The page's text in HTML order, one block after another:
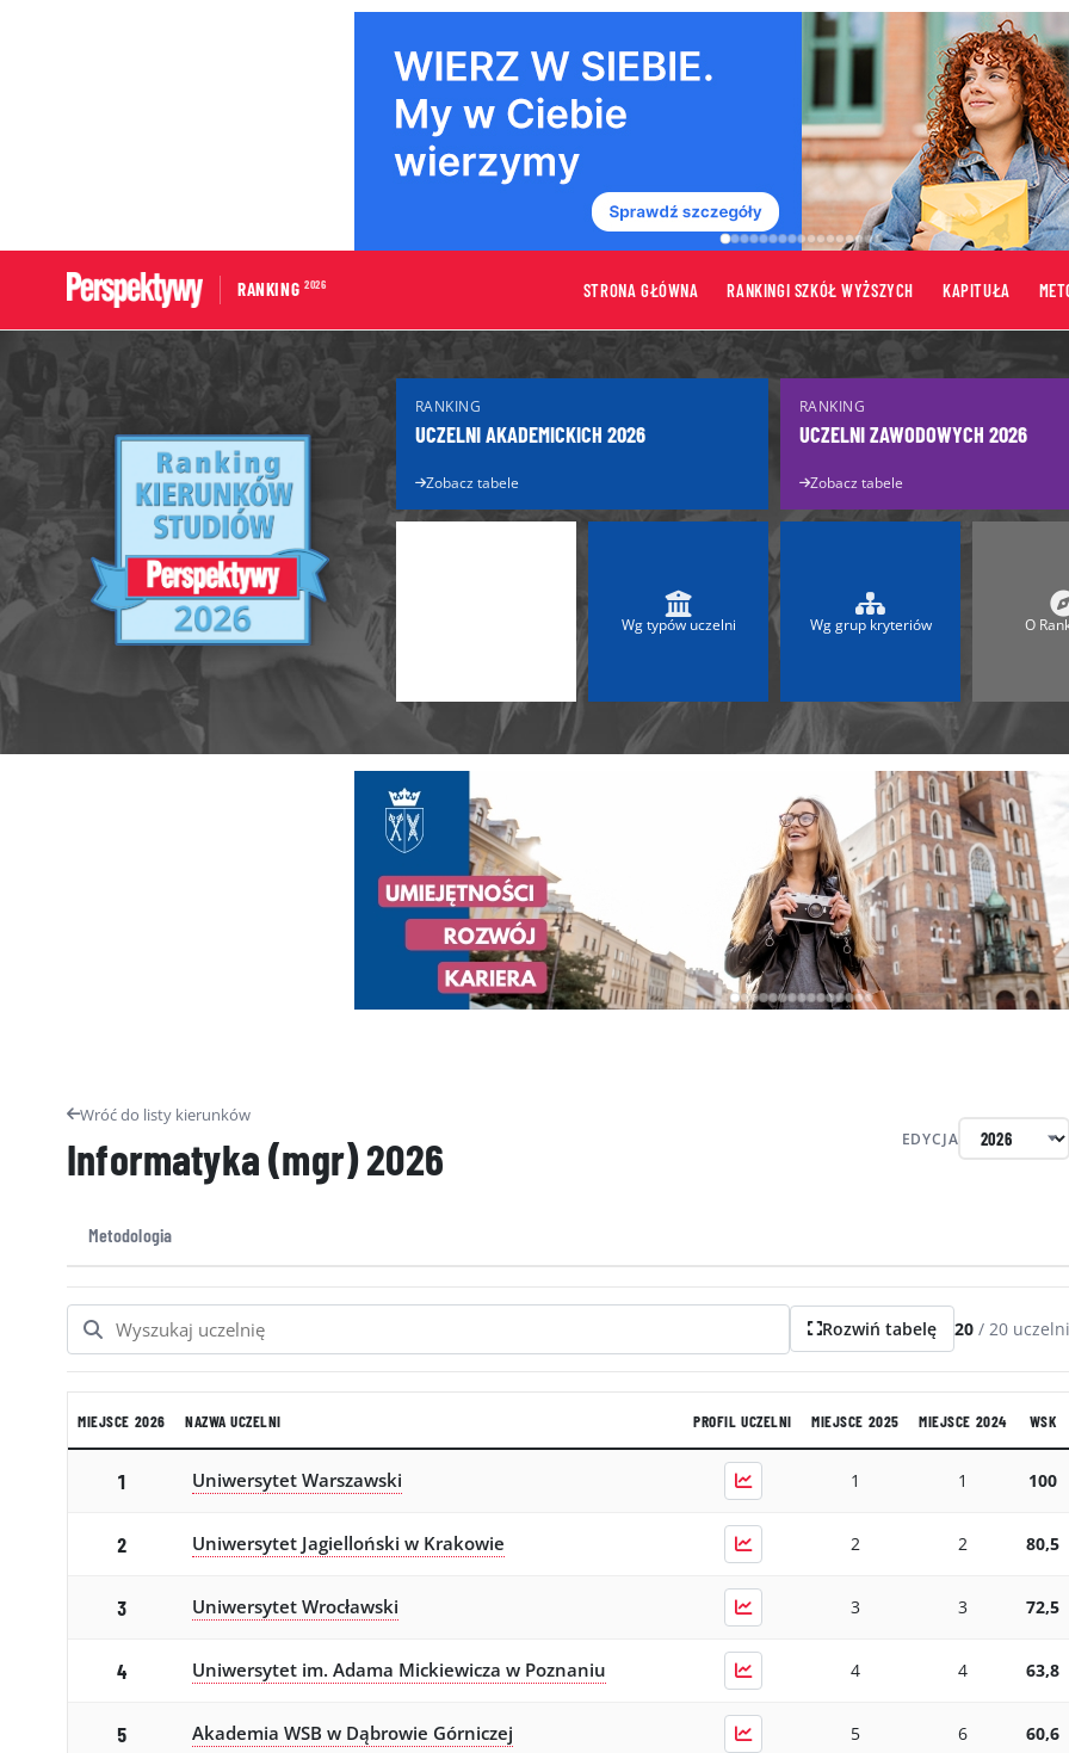
RANKING 2026 STRONA GŁÓWNA RANKINGI SZKÓŁ WYŻSZYCH KAPITUŁA
Portal edukacyjny
Aktualności edukacyjne
Dla Maturzystów
Ranking Szkół Wyższych 2025
Uczelnie akademickie
Niepubliczne magisterskie
Publiczne Zawodowe
Ranking Szkół Olimpijskich
RANKING
UCZELNI AKADEMICKICH 2026
Zobacz tabele
RANKING
UCZELNI ZAWODOWYCH 2026
Zobacz tabele
Wg typów uczelni Wg grup kryteriów O
Wróć do listy kierunków
Informatyka (mgr)2026 EDYCJA
Metodologia
Rozwiń tabelę 20 /20
MIEJSCE 2026 NAZWA UCZELNI PROFIL UCZELNI MIEJSCE 2025 MIEJSCE 2024 WSK
1 Uniwersytet Warszawski 1 1 100
2 Uniwersytet Jagielloński w Krakowie 2 2 80,5
3 Uniwersytet Wrocławski 3 3 72,5
4 Uniwersytet im. Adama Mickiewicza w Poznaniu 4 4 63,8
5 Akademia WSB w Dąbrowie Górniczej 5 6 60,6